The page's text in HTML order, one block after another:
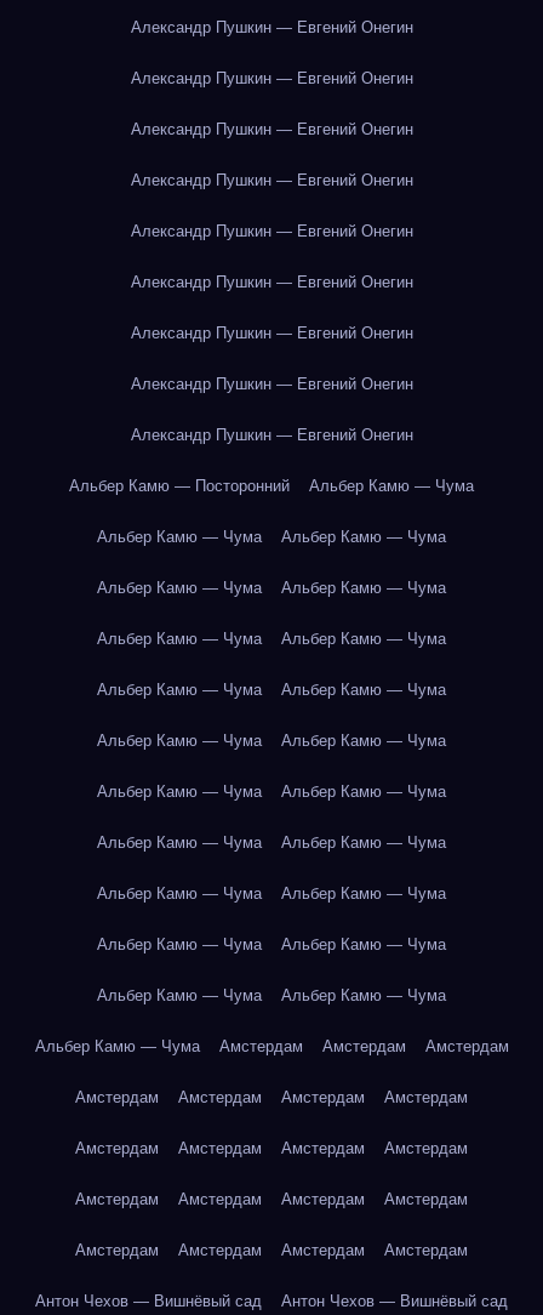
Александр Пушкин — Евгений Онегин
Александр Пушкин — Евгений Онегин
Александр Пушкин — Евгений Онегин
Александр Пушкин — Евгений Онегин
Александр Пушкин — Евгений Онегин
Александр Пушкин — Евгений Онегин
Александр Пушкин — Евгений Онегин
Александр Пушкин — Евгений Онегин
Александр Пушкин — Евгений Онегин
Альбер Камю — Посторонний Альбер Камю — Чума
Альбер Камю — Чума Альбер Камю — Чума
Альбер Камю — Чума Альбер Камю — Чума
Альбер Камю — Чума Альбер Камю — Чума
Альбер Камю — Чума Альбер Камю — Чума
Альбер Камю — Чума Альбер Камю — Чума
Альбер Камю — Чума Альбер Камю — Чума
Альбер Камю — Чума Альбер Камю — Чума
Альбер Камю — Чума Альбер Камю — Чума
Альбер Камю — Чума Альбер Камю — Чума
Альбер Камю — Чума Альбер Камю — Чума
Альбер Камю — Чума Амстердам Амстердам Амстердам
Амстердам Амстердам Амстердам Амстердам
Амстердам Амстердам Амстердам Амстердам
Амстердам Амстердам Амстердам Амстердам
Амстердам Амстердам Амстердам Амстердам
Антон Чехов — Вишнёвый сад Антон Чехов — Вишнёвый сад